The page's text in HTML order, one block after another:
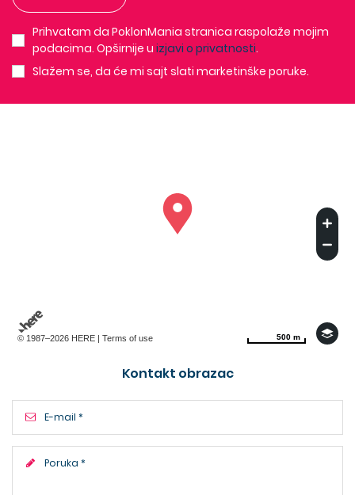
Prihvatam da PoklonMania stranica raspolaže mojim
podacima. Opširnije u izjavi o privatnosti.
Slažem se, da će mi sajt slati marketinške poruke.
© 1987–2026 HERE | Terms of use 500 m
500 m
Kontakt obrazac